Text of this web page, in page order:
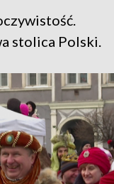
stolica Polski.